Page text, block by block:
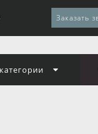
Заказать